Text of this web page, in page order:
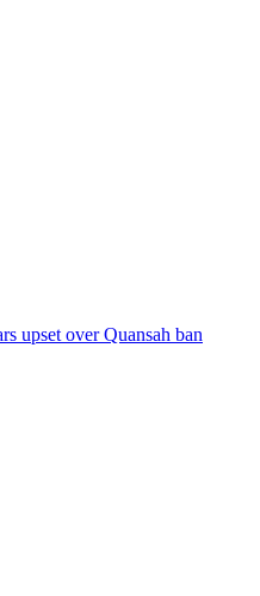
upset over Quansah ban